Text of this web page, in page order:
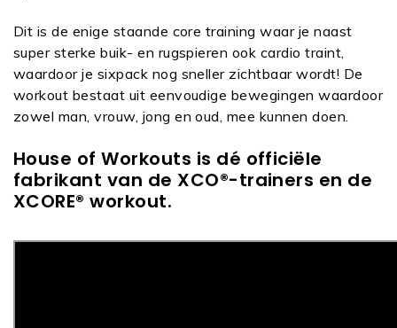
Dit is de enige staande core training waar je naast
super sterke buik- en rugspieren ook cardio traint,
waardoor je sixpack nog sneller zichtbaar wordt! De
workout bestaat uit eenvoudige bewegingen waardoor
zowel man, vrouw, jong en oud, mee kunnen doen.
House of Workouts is dé officiële
fabrikant van de XCO®-trainers en de
XCORE® workout.